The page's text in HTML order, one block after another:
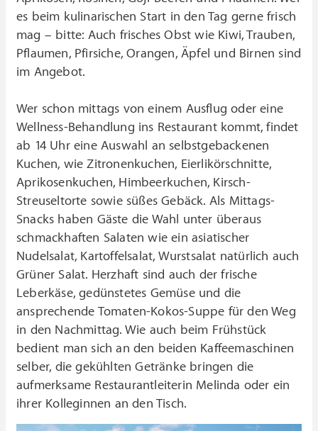
es beim kulinarischen Start in den Tag gerne frisch
mag – bitte: Auch frisches Obst wie Kiwi, Trauben,
Pflaumen, Pfirsiche, Orangen, Äpfel und Birnen sind
im Angebot.
Wer schon mittags von einem Ausflug oder eine
Wellness-Behandlung ins Restaurant kommt, findet
ab 14 Uhr eine Auswahl an selbstgebackenen
Kuchen, wie Zitronenkuchen, Eierlikörschnitte,
Aprikosenkuchen, Himbeerkuchen, Kirsch-
Streuseltorte sowie süßes Gebäck. Als Mittags-
Snacks haben Gäste die Wahl unter überaus
schmackhaften Salaten wie ein asiatischer
Nudelsalat, Kartoffelsalat, Wurstsalat natürlich auch
Grüner Salat. Herzhaft sind auch der frische
Leberkäse, gedünstetes Gemüse und die
ansprechende Tomaten-Kokos-Suppe für den Weg
in den Nachmittag. Wie auch beim Frühstück
bedient man sich an den beiden Kaffeemaschinen
selber, die gekühlten Getränke bringen die
aufmerksame Restaurantleiterin Melinda oder ein
ihrer Kolleginnen an den Tisch.